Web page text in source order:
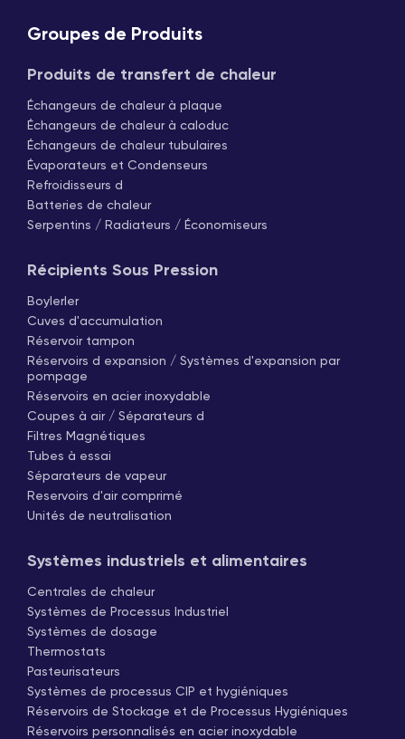
Groupes de Produits
Produits de transfert de chaleur
Échangeurs de chaleur à plaque
Échangeurs de chaleur à caloduc
Échangeurs de chaleur tubulaires
Évaporateurs et Condenseurs
Refroidisseurs d
Batteries de chaleur
Serpentins / Radiateurs / Économiseurs
Récipients Sous Pression
Boylerler
Cuves d'accumulation
Réservoir tampon
Réservoirs d expansion / Systèmes d'expansion par
pompage
Réservoirs en acier inoxydable
Coupes à air / Séparateurs d
Filtres Magnétiques
Tubes à essai
Séparateurs de vapeur
Reservoirs d'air comprimé
Unités de neutralisation
Systèmes industriels et alimentaires
Centrales de chaleur
Systèmes de Processus Industriel
Systèmes de dosage
Thermostats
Pasteurisateurs
Systèmes de processus CIP et hygiéniques
Réservoirs de Stockage et de Processus Hygiéniques
Réservoirs personnalisés en acier inoxydable